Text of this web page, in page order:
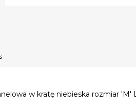
w kratę niebieska rozmiar 'M'